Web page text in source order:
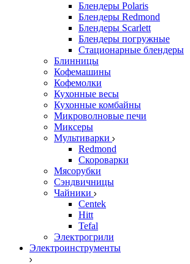
Блендеры Polaris
Блендеры Redmond
Блендеры Scarlett
Блендеры погружные
Стационарные блендеры
Блинницы
Кофемашины
Кофемолки
Кухонные весы
Кухонные комбайны
Микроволновые печи
Миксеры
Мультиварки
Redmond
Скороварки
Мясорубки
Сэндвичницы
Чайники
Centek
Hitt
Tefal
Электрогрили
Электроинструменты